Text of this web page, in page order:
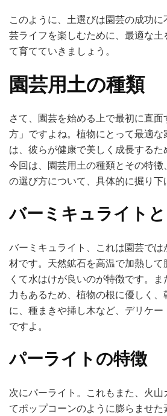
このように、土選びは園芸の成功
芸ライフを楽しむために、最適な
て育てていきましょう。
園芸用土の種類
さて、園芸を始める上で最初に直
方」ですよね。植物にとって最適な
は、彼らが健康で美しく成長するた
今回は、園芸用土の種類とその特
の選び方について、具体的に掘り下
バーミキュライト
バーミキュライト、これは園芸で
材です。天然鉱石を高温で加熱し
くて水はけが良いのが特徴です。
力もあるため、植物の根に優しく
に、種まきや挿し木など、デリケ
ですよ。
パーライトの特徴
次にパーライト。これもまた、火
てポップコーンのように膨らませた